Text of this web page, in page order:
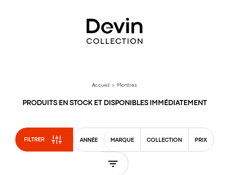
Accueil > Montres
PRODUITS EN STOCK ET DISPONIBLES IMMÉDIATEMENT
FILTRER ANNÉE MARQUE COLLECTION PRIX